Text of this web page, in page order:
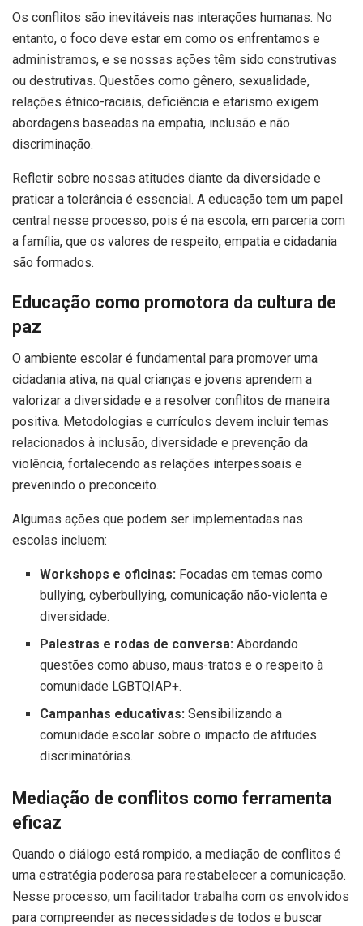
Os conflitos são inevitáveis nas interações humanas. No
entanto, o foco deve estar em como os enfrentamos e
administramos, e se nossas ações têm sido construtivas
ou destrutivas. Questões como gênero, sexualidade,
relações étnico-raciais, deficiência e etarismo exigem
abordagens baseadas na empatia, inclusão e não
discriminação.
Refletir sobre nossas atitudes diante da diversidade e
praticar a tolerância é essencial. A educação tem um papel
central nesse processo, pois é na escola, em parceria com
a família, que os valores de respeito, empatia e cidadania
são formados.
Educação como promotora da cultura de
paz
O ambiente escolar é fundamental para promover uma
cidadania ativa, na qual crianças e jovens aprendem a
valorizar a diversidade e a resolver conflitos de maneira
positiva. Metodologias e currículos devem incluir temas
relacionados à inclusão, diversidade e prevenção da
violência, fortalecendo as relações interpessoais e
prevenindo o preconceito.
Algumas ações que podem ser implementadas nas
escolas incluem:
Workshops e oficinas: Focadas em temas como
bullying, cyberbullying, comunicação não-violenta e
diversidade.
Palestras e rodas de conversa: Abordando
questões como abuso, maus-tratos e o respeito à
comunidade LGBTQIAP+.
Campanhas educativas: Sensibilizando a
comunidade escolar sobre o impacto de atitudes
discriminatórias.
Mediação de conflitos como ferramenta
eficaz
Quando o diálogo está rompido, a mediação de conflitos é
uma estratégia poderosa para restabelecer a comunicação.
Nesse processo, um facilitador trabalha com os envolvidos
para compreender as necessidades de todos e buscar